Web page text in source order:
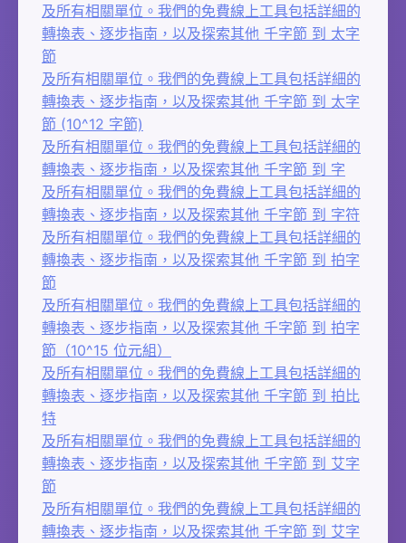
及所有相關單位。我們的免費線上工具包括詳細的
轉換表、逐步指南，以及探索其他 千字節 到 太字
節
及所有相關單位。我們的免費線上工具包括詳細的
轉換表、逐步指南，以及探索其他 千字節 到 太字
節 (10^12 字節)
及所有相關單位。我們的免費線上工具包括詳細的
轉換表、逐步指南，以及探索其他 千字節 到 字
及所有相關單位。我們的免費線上工具包括詳細的
轉換表、逐步指南，以及探索其他 千字節 到 字符
及所有相關單位。我們的免費線上工具包括詳細的
轉換表、逐步指南，以及探索其他 千字節 到 拍字
節
及所有相關單位。我們的免費線上工具包括詳細的
轉換表、逐步指南，以及探索其他 千字節 到 拍字
節（10^15 位元組）
及所有相關單位。我們的免費線上工具包括詳細的
轉換表、逐步指南，以及探索其他 千字節 到 拍比
特
及所有相關單位。我們的免費線上工具包括詳細的
轉換表、逐步指南，以及探索其他 千字節 到 艾字
節
及所有相關單位。我們的免費線上工具包括詳細的
轉換表、逐步指南，以及探索其他 千字節 到 艾字